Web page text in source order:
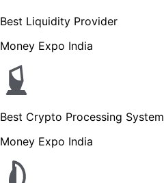
Best Liquidity Provider
Money Expo India
Best Crypto Processing System
Money Expo India